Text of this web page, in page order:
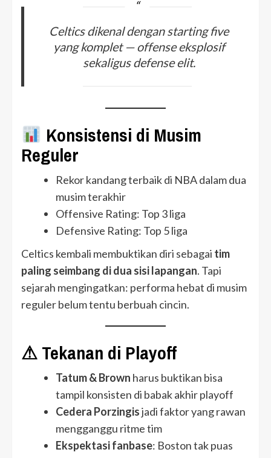
Celtics dikenal dengan starting five
yang komplet — offense eksplosif
sekaligus defense elit.
Konsistensi di Musim
Reguler
Rekor kandang terbaik di NBA dalam dua
musim terakhir
Offensive Rating: Top 3 liga
Defensive Rating: Top 5 liga
Celtics kembali membuktikan diri sebagai tim
paling seimbang di dua sisi lapangan. Tapi
sejarah mengingatkan: performa hebat di musim
reguler belum tentu berbuah cincin.
⚠ Tekanan di Playoff
Tatum & Brown harus buktikan bisa
tampil konsisten di babak akhir playoff
Cedera Porzingisjadi faktor yang rawan
mengganggu ritme tim
Ekspektasi fanbase: Boston tak puas